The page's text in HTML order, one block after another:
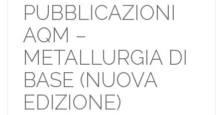
PUBBLICAZIONI
AQM –
METALLURGIA DI
BASE (NUOVA
EDIZIONE)